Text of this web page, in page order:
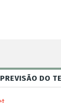
PREVISÃO DO